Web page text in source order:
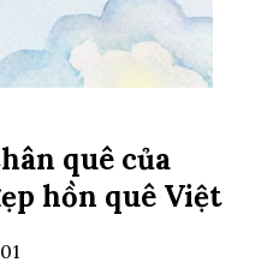
quê của
hồn quê Việt